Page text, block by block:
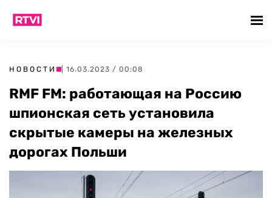
НОВОСТИ | 16.03.2023 / 00:08
RMF FM: работающая на Россию
шпионская сеть установила
скрытые камеры на железных
дорогах Польши